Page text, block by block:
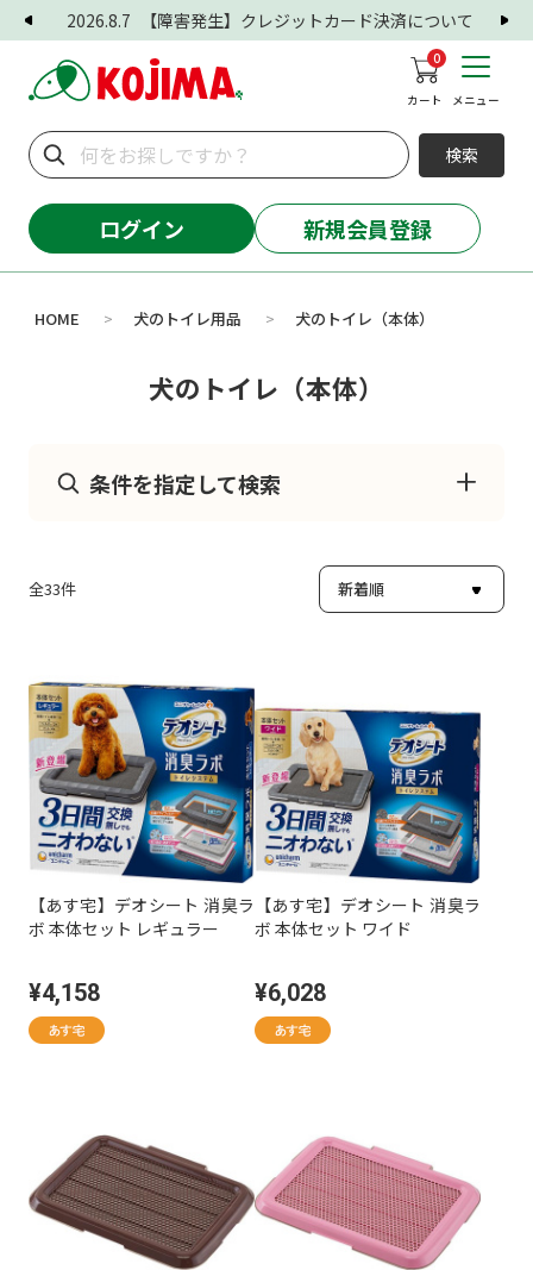
2026.8.7 【障害発生】クレジットカード決済について
0
カート メニュー
検索
ログイン 新規会員登録
HOME > 犬のトイレ用品 > 犬のトイレ（本体）
犬のトイレ（本体）
条件を指定して検索
全33件
【あす宅】デオシート 消臭ラ
ボ 本体セット レギュラー
¥4,158
【あす宅】デオシート 消臭ラ
ボ 本体セット ワイド
¥6,028